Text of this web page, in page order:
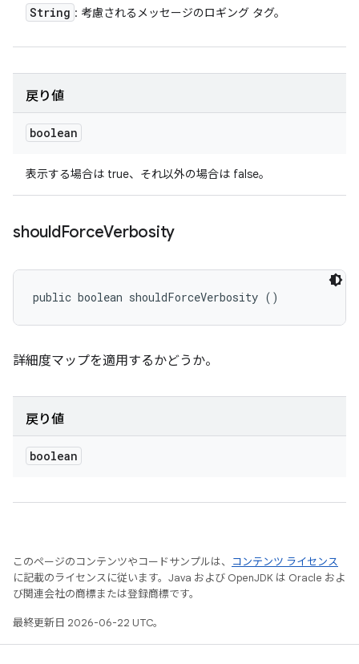
String : 考慮されるメッセージのロギング タグ。
戻り値
boolean
表示する場合は true、それ以外の場合は false。
shouldForceVerbosity
public boolean shouldForceVerbosity ()
詳細度マップを適用するかどうか。
戻り値
boolean
このページのコンテンツやコードサンプルは、
コンテンツ ライセンス
に記載のライセンスに従います。Java および OpenJDK は Oracle およ
び関連会社の商標または登録商標です。
最終更新日 2026-06-22 UTC。